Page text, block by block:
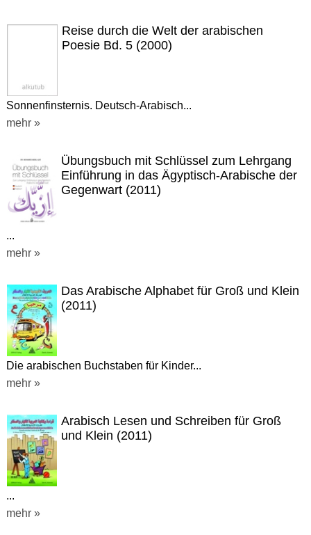
Reise durch die Welt der arabischen
Poesie Bd. 5 (2000)
Sonnenfinsternis. Deutsch-Arabisch...
mehr »
Übungsbuch mit Schlüssel zum Lehrgang
Einführung in das Ägyptisch-Arabische der
Gegenwart (2011)
...
mehr »
Das Arabische Alphabet für Groß und Klein
(2011)
Die arabischen Buchstaben für Kinder...
mehr »
Arabisch Lesen und Schreiben für Groß
und Klein (2011)
...
mehr »